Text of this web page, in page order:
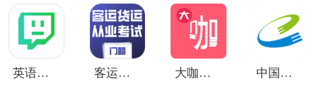
更多的智能练习模块。
2.可以分析每一个题的正确率，部分的答题次数都能够准
确的统计出来。
英语小书桌 客运货运从业考试门题 大咖素质 中国移动网上大学